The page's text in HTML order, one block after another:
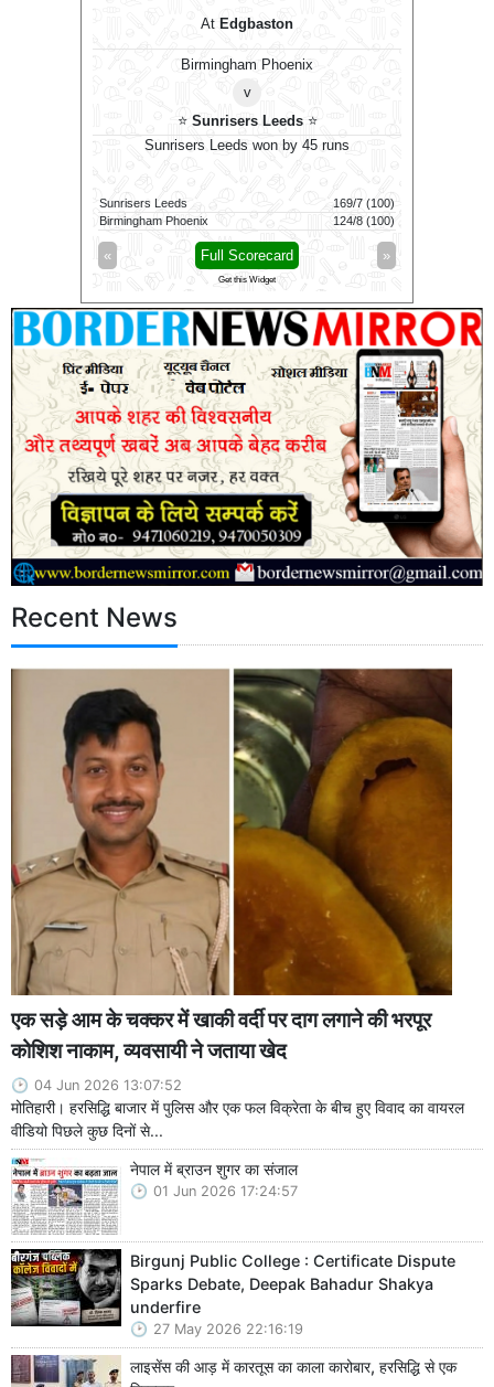
At Edgbaston
Birmingham Phoenix
v
⭐Sunrisers Leeds ⭐
Sunrisers Leeds won by 45 runs
Sunrisers Leeds
169/7 (100)
Birmingham Phoenix
124/8 (100)
« »
Full Scorecard
Get this Widget
Recent News
एक सड़े आम के चक्कर में खाकी वर्दी पर दाग लगाने की भरपूर
कोशिश नाकाम, व्यवसायी ने जताया खेद
04 Jun 2026 13:07:52
मोतिहारी। हरसिद्धि बाजार में पुलिस और एक फल विक्रेता के बीच हुए विवाद का वायरल
वीडियो पिछले कुछ दिनों से...
नेपाल में ब्राउन शुगर का संजाल
01 Jun 2026 17:24:57
Birgunj Public College : Certificate Dispute
Sparks Debate, Deepak Bahadur Shakya
underfire
27 May 2026 22:16:19
लाइसेंस की आड़ में कारतूस का काला कारोबार, हरसिद्धि से एक